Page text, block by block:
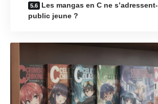
Les mangas en C ne
public jeune ?